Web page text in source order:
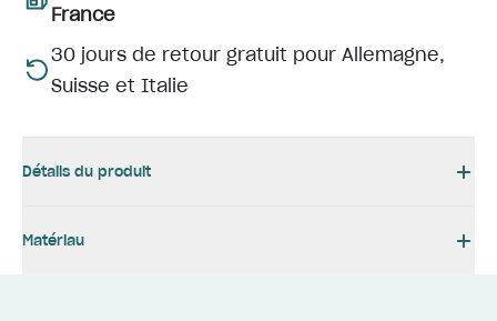
France
30 jours de retour gratuit pour Allemagne,
Suisse et Italie
Détails du produit
Matériau